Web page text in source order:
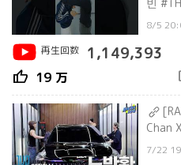
8/5
再生回数
1,149,393
thumb_up 19 万
Chan
7/22